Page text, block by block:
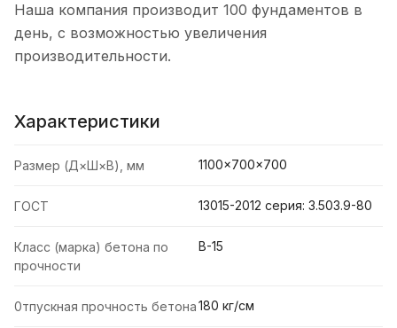
Наша компания производит 100 фундаментов в
день, с возможностью увеличения
производительности.
Характеристики
Размер (Д×Ш×В), мм 1100×700×700
ГОСТ 13015-2012 серия: З.50З.9-80
Класс (марка) бетона по
прочности
В-15
0тпускная прочность бетона180 кг/см